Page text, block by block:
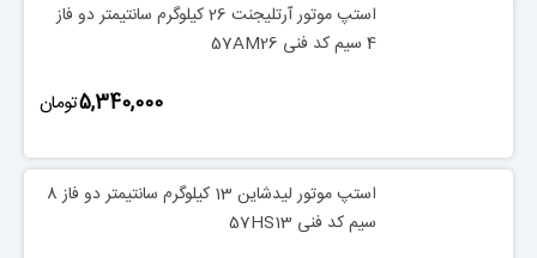
استپ موتور آرتلیجنت 26 کیلوگرم سانتیمتر دو فاز
4 سیم کد فنی 57AM26
‎5,340,000تومان
استپ موتور لیدشاین 13 کیلوگرم سانتیمتر دو فاز 8
سیم کد فنی 57HS13